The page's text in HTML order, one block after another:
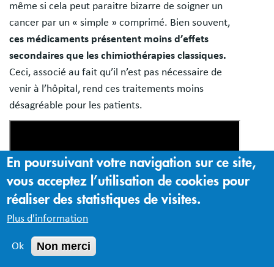
même si cela peut paraitre bizarre de soigner un
cancer par un « simple » comprimé. Bien souvent,
ces médicaments présentent moins d’effets
secondaires que les chimiothérapies classiques.
Ceci, associé au fait qu’il n’est pas nécessaire de
venir à l’hôpital, rend ces traitements moins
désagréable pour les patients.
En poursuivant votre navigation sur ce site,
vous acceptez l’utilisation de cookies pour
réaliser des statistiques de visites.
Plus d'information
Ok Non merci